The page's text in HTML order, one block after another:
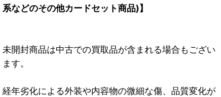
系などのその他カードセット商品)】
未開封商品は中古での買取品が含まれる場合もござい
ます。
経年劣化による外装や内容物の微細な傷、品質変化が